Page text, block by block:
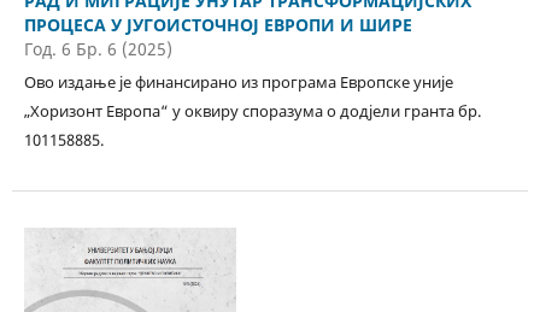
ПРОЦЕСА У ЈУГОИСТОЧНОЈ ЕВРОПИ И ШИРЕ
Год. 6 Бр. 6 (2025)
Ово издање је финансирано из програма Европске уније
„Хоризонт Европа“ у оквиру споразума о додjели гранта бр.
101158885.